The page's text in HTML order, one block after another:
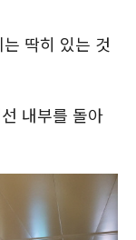
딱히 있는 것
내부를 돌아